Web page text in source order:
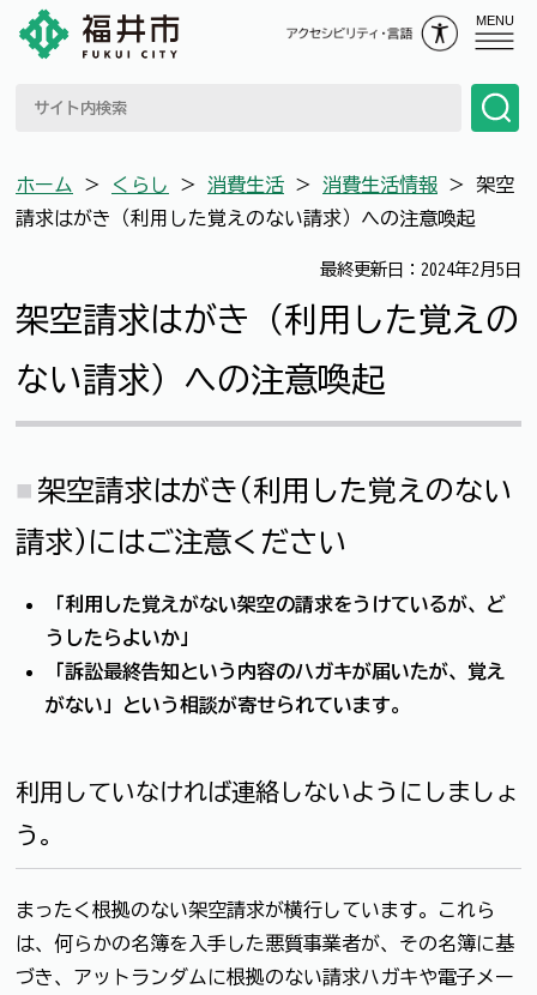
MENU
ホーム ＞ くらし ＞ 消費生活 ＞ 消費生活情報 ＞ 架空
請求はがき（利用した覚えのない請求）への注意喚起
最終更新日：2024年2月5日
架空請求はがき（利用した覚えの
ない請求）への注意喚起
架空請求はがき(利用した覚えのない
請求)にはご注意ください
「利用した覚えがない架空の請求をうけているが、ど
うしたらよいか」
「訴訟最終告知という内容のハガキが届いたが、覚え
がない」という相談が寄せられています。
利用していなければ連絡しないようにしましょ
う。
まったく根拠のない架空請求が横行しています。これら
は、何らかの名簿を入手した悪質事業者が、その名簿に基
づき、アットランダムに根拠のない請求ハガキや電子メー